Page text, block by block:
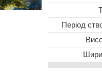
Період